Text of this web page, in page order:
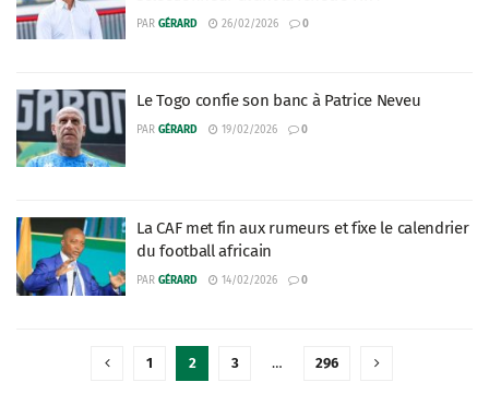
PAR GÉRARD 26/02/2026 0
Le Togo confie son banc à Patrice Neveu
PAR GÉRARD 19/02/2026 0
La CAF met fin aux rumeurs et fixe le calendrier
du football africain
PAR GÉRARD 14/02/2026 0
1 2 3 … 296